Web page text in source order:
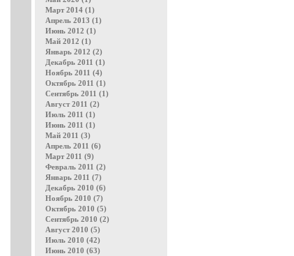
Март 2014 (1)
Апрель 2013 (1)
Июнь 2012 (1)
Май 2012 (1)
Январь 2012 (2)
Декабрь 2011 (1)
Ноябрь 2011 (4)
Октябрь 2011 (1)
Сентябрь 2011 (1)
Август 2011 (2)
Июль 2011 (1)
Июнь 2011 (1)
Май 2011 (3)
Апрель 2011 (6)
Март 2011 (9)
Февраль 2011 (2)
Январь 2011 (7)
Декабрь 2010 (6)
Ноябрь 2010 (7)
Октябрь 2010 (5)
Сентябрь 2010 (2)
Август 2010 (5)
Июль 2010 (42)
Июнь 2010 (63)